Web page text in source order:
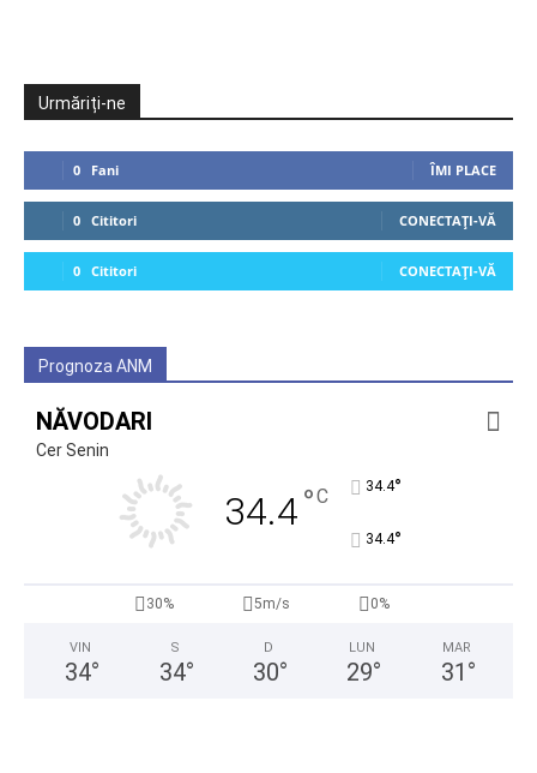
Urmăriți-ne
0 Fani ÎMI PLACE
0 Cititori CONECTAȚI-VĂ
0 Cititori CONECTAȚI-VĂ
Prognoza ANM
NĂVODARI
Cer Senin
34.4°C 34.4°
34.4°
30% 5m/s 0%
VIN
34°
S
34°
D
30°
LUN
29°
MAR
31 °